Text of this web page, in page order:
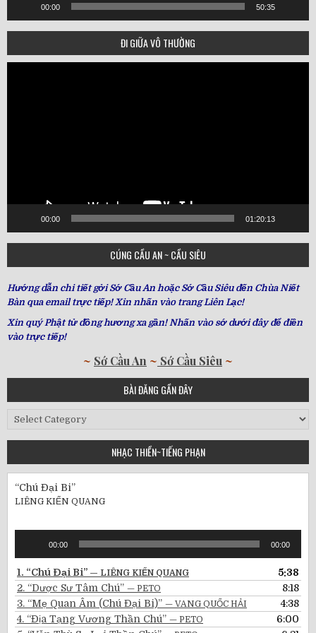
00:00 50:35
ĐI GIỮA VÔ THƯỜNG
00:00 01:20:13
CÚNG CẦU AN ~ CẦU SIÊU
Hướng dẫn chi tiết gởi Sớ Cầu An hoặc Sớ Cầu Siêu đến Chùa Niết
Bàn qua email trực tiếp! Xin nhấn vào trang Liên Lạc!
Xin quý Phật tử đồng hương xa gần! Nhấn vào sớ dưới đây để điền
vào trực tiếp!
~ Sớ Cầu An ~ Sớ Cầu Siêu ~
BÀI ĐĂNG GẦN ĐÂY
Bài
Gần
NHẠC THIỀN~TIẾNG PHẠN
“Chú Đại Bi”
LIÊNG KIẾN QUANG
00:00 00:00
1. “Chú Đại Bi” — LIÊNG KIẾN QUANG
5:38
2. “Dược Sư Tâm Chú” — PETO
8:18
3. “Mẹ Quan Âm (Chú Đại Bi)” — VANG QUỐC HẢI
4:38
4. “Địa Tạng Vương Thần Chú” — PETO
6:00